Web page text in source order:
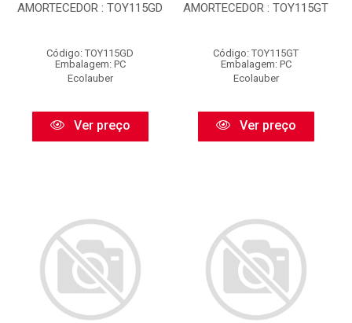
AMORTECEDOR : TOY115GD
Código: TOY115GD
Embalagem: PC
Ecolauber
Ver preço
AMORTECEDOR : TOY115GT
Código: TOY115GT
Embalagem: PC
Ecolauber
Ver preço